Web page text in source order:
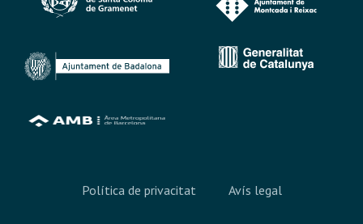
Política de privacitat Avís legal